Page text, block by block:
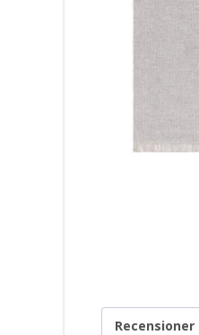
Recensioner